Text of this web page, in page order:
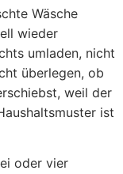
Wäsche
wieder
umladen, nicht
überlegen, ob
weil der
ist
oder vier